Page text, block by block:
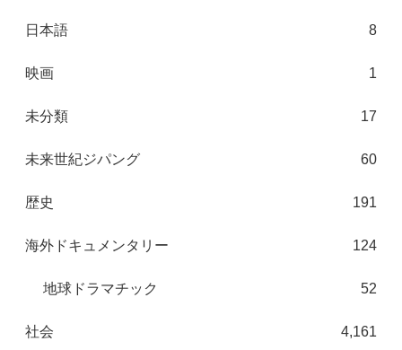
日本語 8
映画 1
未分類 17
未来世紀ジパング 60
歴史 191
海外ドキュメンタリー 124
地球ドラマチック 52
社会 4,161